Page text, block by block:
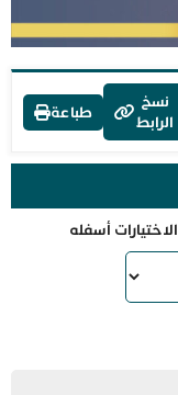
نسخ
الرابط
طباعة
أسفله